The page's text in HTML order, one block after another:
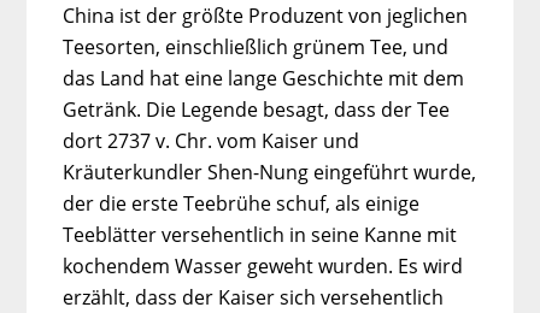
China ist der größte Produzent von jeglichen
Teesorten, einschließlich grünem Tee, und
das Land hat eine lange Geschichte mit dem
Getränk. Die Legende besagt, dass der Tee
dort 2737 v. Chr. vom Kaiser und
Kräuterkundler Shen-Nung eingeführt wurde,
der die erste Teebrühe schuf, als einige
Teeblätter versehentlich in seine Kanne mit
kochendem Wasser geweht wurden. Es wird
erzählt, dass der Kaiser sich versehentlich